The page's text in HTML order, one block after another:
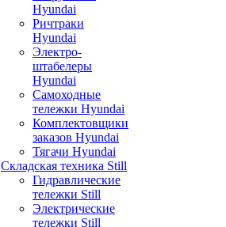
Hyundai
Ричтраки
Hyundai
Электро-
штабелеры
Hyundai
Самоходные
тележки Hyundai
Комплектовщики
заказов Hyundai
Тягачи Hyundai
Складская техника Still
Гидравлические
тележки Still
Электрические
тележки Still